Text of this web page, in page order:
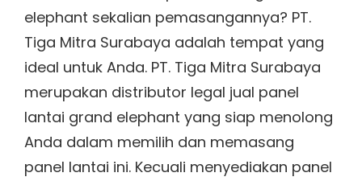
elephant sekalian pemasangannya? PT.
Tiga Mitra Surabaya adalah tempat yang
ideal untuk Anda. PT. Tiga Mitra Surabaya
merupakan distributor legal jual panel
lantai grand elephant yang siap menolong
Anda dalam memilih dan memasang
panel lantai ini. Kecuali menyediakan panel